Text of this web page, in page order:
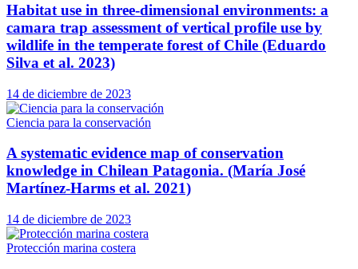
Habitat use in three-dimensional environments: a
camara trap assessment of vertical profile use by
wildlife in the temperate forest of Chile (Eduardo
Silva et al. 2023)
14 de diciembre de 2023
Ciencia para la conservación
A systematic evidence map of conservation
knowledge in Chilean Patagonia. (María José
Martínez-Harms et al. 2021)
14 de diciembre de 2023
Protección marina costera